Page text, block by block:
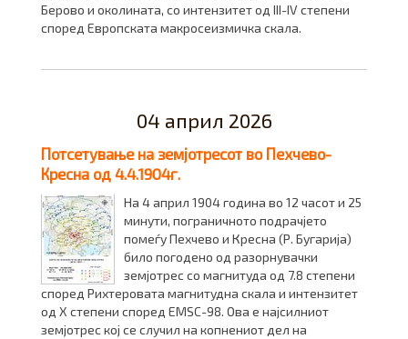
Берово и околината, со интензитет од III-IV степени
според Европската макросеизмичка скала.
04 април 2026
Потсетување на земјотресот во Пехчево-
Кресна од 4.4.1904г.
На 4 април 1904 година во 12 часот и 25
минути, пограничното подрачјето
помеѓу Пехчево и Кресна (Р. Бугарија)
било погодено од разорнувачки
земјотрес со магнитуда од 7.8 степени
според Рихтеровата магнитудна скала и интензитет
од Х степени според EMSC-98. Ова е најсилниот
земјотрес кој се случил на копнениот дел на